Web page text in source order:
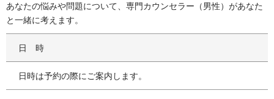
あなたの悩みや問題について、専門カウンセラー（男性）があなた
と一緒に考えます。
日時
日時は予約の際にご案内します。